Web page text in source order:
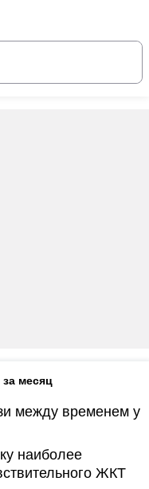
месяц
между временем у
наиболее
ЖКТ